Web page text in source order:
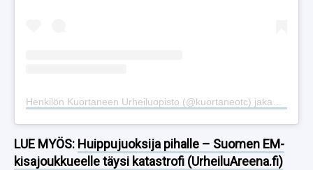
LUE MYÖS: Huippujuoksija pihalle – Suomen EM-
kisajoukkueelle täysi katastrofi (UrheiluAreena.fi)